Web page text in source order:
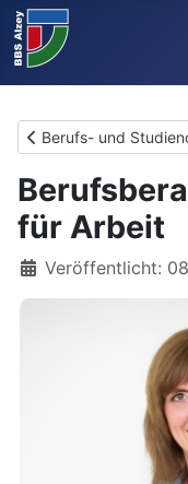
Vorheriger Beitrag:
Berufs- und
für Arbeit
Details
Veröffentlicht: